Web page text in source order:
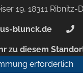
19, 18311 Ribnitz-
blunck.de
zu diesem
erforderlich